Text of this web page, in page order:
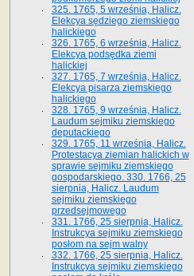
325. 1765, 5 września, Halicz.
Elekcya sędziego ziemskiego
halickiego
326. 1765, 6 września, Halicz.
Elekcya podsędka ziemi
halickiej
327. 1765, 7 września, Halicz.
Elekcya pisarza ziemskiego
halickiego
328. 1765, 9 września, Halicz.
Laudum sejmiku ziemskiego
deputackiego
329. 1765, 11 września, Halicz.
Protestacya ziemian halickich w
sprawie sejmiku ziemskiego
gospodarskiego. 330. 1766, 25
sierpnia, Halicz. Laudum
sejmiku ziemskiego
przedsejmowego
331. 1766, 25 sierpnia, Halicz.
Instrukcya sejmiku ziemskiego
posłom na sejm walny
332. 1766, 25 sierpnia, Halicz.
Instrukcya sejmiku ziemskiego